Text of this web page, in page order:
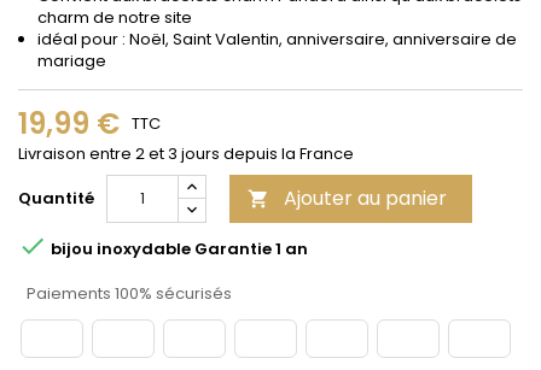
charm de notre site
idéal pour : Noël, Saint Valentin, anniversaire, anniversaire de
mariage
19,99 € TTC
Livraison entre 2 et 3 jours depuis la France
Quantité
 Ajouter au panier
 bijou inoxydable Garantie 1 an
Paiements 100% sécurisés